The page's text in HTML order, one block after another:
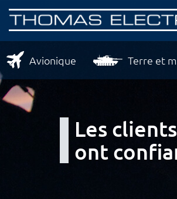
Avionique Terre et
Les
ont